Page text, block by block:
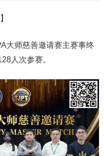
大师慈善邀请赛主赛事终
人次参赛。